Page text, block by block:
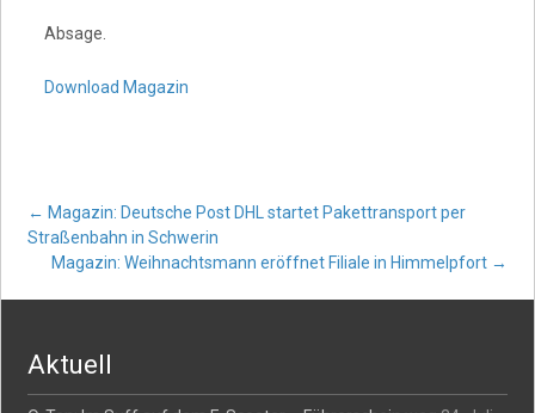
Absage.
Download Magazin
Post
navigation
← Magazin: Deutsche Post DHL startet Pakettransport per
Straßenbahn in Schwerin
Magazin: Weihnachtsmann eröffnet Filiale in Himmelpfort →
Aktuell